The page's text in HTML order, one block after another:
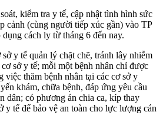
kiểm tra y tế, cập nhật tình hình sức
cảnh (cùng người tiếp xúc gần) vào TP
cách ly từ tháng 6 đến nay.
y tế quản lý chặt chẽ, tránh lây nhiễm
sở y tế; mỗi một bệnh nhân chỉ được
việc thăm bệnh nhân tại các cơ sở y
khám, chữa bệnh, đáp ứng yêu cầu
dân; có phương án chia ca, kíp thay
y tế để bảo vệ an toàn cho lực lượng cán